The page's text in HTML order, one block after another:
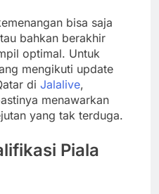
bisa saja
bahkan berakhir
optimal. Untuk
mengikuti update
di Jalalive,
menawarkan
yang tak terduga.
Piala